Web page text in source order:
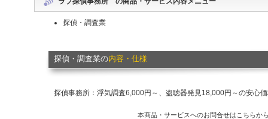
探偵・調査業
探偵・調査業の内容・仕様
探偵事務所：浮気調査6,000円～、盗聴器発見18,000円～の安心
本商品・サービスへのお問合せはこちらか